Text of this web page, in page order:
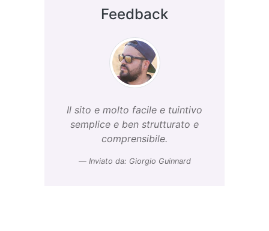
Feedback
Il sito e molto facile e tuintivo
semplice e ben strutturato e
comprensibile.
Inviato da: Giorgio Guinnard